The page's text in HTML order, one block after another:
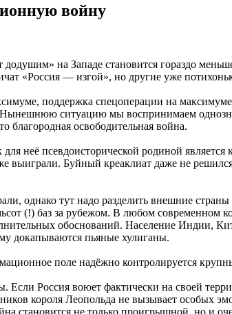
войну
на Западе становится гораздо
«Россия — изгой», но другие уже
поддержка спецоперации на
Нынешнюю ситуацию мы воспринимаем
благородная освободительная война.
неё псевдоисторической родиной является
Буйный креаклиат даже не
однако тут надо разделить внешние
(!) баз за рубежом. В любом
обоснований. Население Индии,
докапываются пьяные хулиганы.
поле надёжно контролируется
Россия воюет фактически на своей
короля Леопольда не вызывает особых
становится не только проигрышной, но и